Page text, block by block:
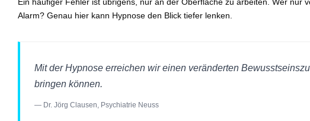
Alarm? Genau hier kann Hypnose den Blick tiefer lenken.
Mit der Hypnose erreichen wir einen veränderten
bringen können.
— Dr. Jörg Clausen, Psychiatrie Neuss